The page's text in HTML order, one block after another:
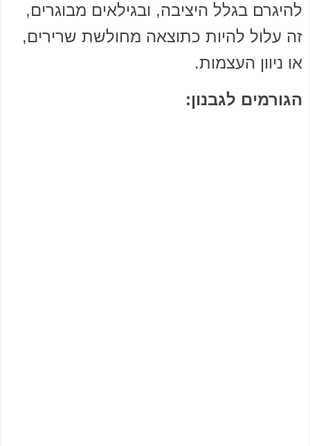
להיגרם בגלל היציבה, ובגילאים מבוגרים,
זה עלול להיות כתוצאה מחולשת שרירים,
או ניוון העצמות.
הגורמים לגבנון: